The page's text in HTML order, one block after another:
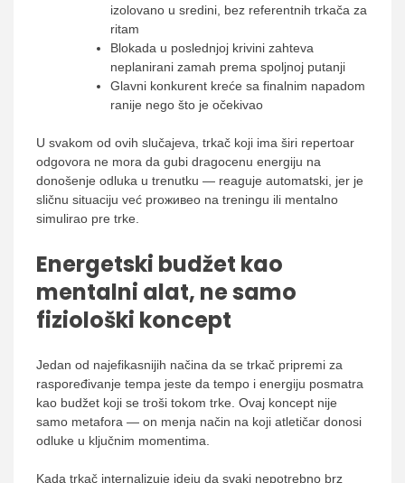
izolovano u sredini, bez referentnih trkača za
ritam
Blokada u poslednjoj krivini zahteva
neplanirani zamah prema spoljnoj putanji
Glavni konkurent kreće sa finalnim napadom
ranije nego što je očekivao
U svakom od ovih slučajeva, trkač koji ima širi repertoar
odgovora ne mora da gubi dragocenu energiju na
donošenje odluka u trenutku — reaguje automatski, jer je
sličnu situaciju već proживео na treningu ili mentalno
simulirao pre trke.
Energetski budžet kao
mentalni alat, ne samo
fiziološki koncept
Jedan od najefikasnijih načina da se trkač pripremi za
raspoređivanje tempa jeste da tempo i energiju posmatra
kao budžet koji se troši tokom trke. Ovaj koncept nije
samo metafora — on menja način na koji atletičar donosi
odluke u ključnim momentima.
Kada trkač internalizuje ideju da svaki nepotrebno brz